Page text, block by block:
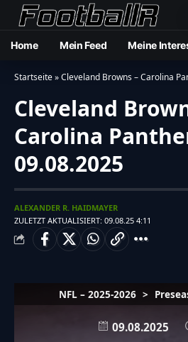
Home Mein Feed Meine
Startseite»Cleveland Browns – Carolina
Cleveland
Carolina
09.08.2025
ZULETZT AKTUALISIERT: 09.08.25 4:11
ALEXANDER R. HAIDMAYER
NFL – 2025-2026 >
09.08.2025